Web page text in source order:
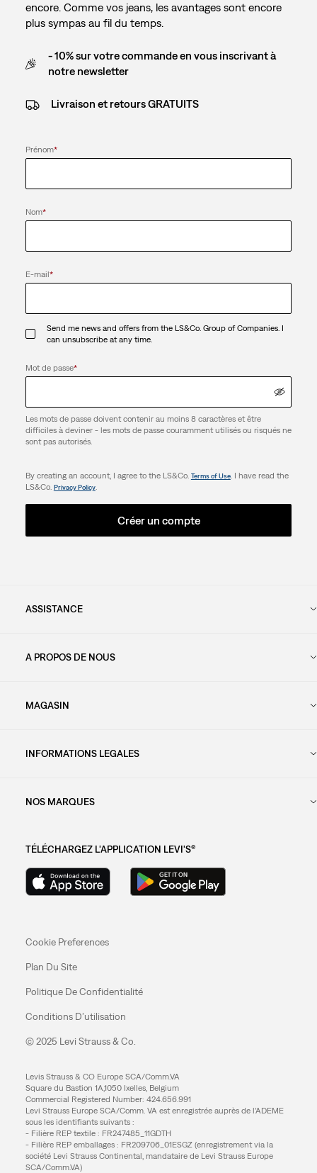
encore. Comme vos jeans, les avantages sont encore
plus sympas au fil du temps.
- 10% sur votre commande en vous inscrivant à
notre newsletter
Livraison et retours GRATUITS
Prénom*
Nom*
E-mail*
Send me news and offers from the LS&Co. Group of Companies. I
can unsubscribe at any time.
Mot de passe*
Les mots de passe doivent contenir au moins 8 caractères et être
difficiles à deviner - les mots de passe couramment utilisés ou risqués ne
sont pas autorisés.
By creating an account, I agree to the LS&Co. Terms of Use. I have read the
LS&Co. Privacy Policy.
Créer un compte
ASSISTANCE
A PROPOS DE NOUS
MAGASIN
INFORMATIONS LEGALES
NOS MARQUES
TÉLÉCHARGEZ L'APPLICATION LEVI'S®
Cookie Preferences
Plan Du Site
Politique De Confidentialité
Conditions D’utilisation
© 2025 Levi Strauss & Co.
Levis Strauss & CO Europe SCA/Comm.VA
Square du Bastion 1A,1050 Ixelles, Belgium
Commercial Registered Number: 424.656.991
Levi Strauss Europe SCA/Comm. VA est enregistrée auprès de l’ADEME
sous les identifiants suivants :
- Filière REP textile : FR247485_11GDTH
- Filière REP emballages : FR209706_01ESGZ (enregistrement via la
société Levi Strauss Continental, mandataire de Levi Strauss Europe
SCA/Comm.VA)